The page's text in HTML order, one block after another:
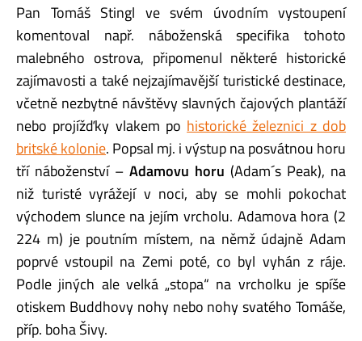
Pan Tomáš Stingl ve svém úvodním vystoupení
komentoval např. náboženská specifika tohoto
malebného ostrova, připomenul některé historické
zajímavosti a také nejzajímavější turistické destinace,
včetně nezbytné návštěvy slavných čajových plantáží
nebo projížďky vlakem po historické železnici z dob
britské kolonie. Popsal mj. i výstup na posvátnou horu
tří náboženství – Adamovu horu (Adam´s Peak), na
niž turisté vyrážejí v noci, aby se mohli pokochat
východem slunce na jejím vrcholu. Adamova hora (2
224 m) je poutním místem, na němž údajně Adam
poprvé vstoupil na Zemi poté, co byl vyhán z ráje.
Podle jiných ale velká „stopa“ na vrcholku je spíše
otiskem Buddhovy nohy nebo nohy svatého Tomáše,
příp. boha Šivy.